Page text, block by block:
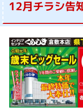
12月チラシ告